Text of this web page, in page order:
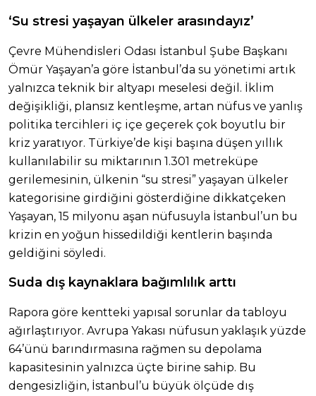
‘Su stresi yaşayan ülkeler arasındayız’
Çevre Mühendisleri Odası İstanbul Şube Başkanı
Ömür Yaşayan’a göre İstanbul’da su yönetimi artık
yalnızca teknik bir altyapı meselesi değil. İklim
değişikliği, plansız kentleşme, artan nüfus ve yanlış
politika tercihleri iç içe geçerek çok boyutlu bir
kriz yaratıyor. Türkiye’de kişi başına düşen yıllık
kullanılabilir su miktarının 1.301 metreküpe
gerilemesinin, ülkenin “su stresi” yaşayan ülkeler
kategorisine girdiğini gösterdiğine dikkatçeken
Yaşayan, 15 milyonu aşan nüfusuyla İstanbul’un bu
krizin en yoğun hissedildiği kentlerin başında
geldiğini söyledi.
Suda dış kaynaklara bağımlılık arttı
Rapora göre kentteki yapısal sorunlar da tabloyu
ağırlaştırıyor. Avrupa Yakası nüfusun yaklaşık yüzde
64’ünü barındırmasına rağmen su depolama
kapasitesinin yalnızca üçte birine sahip. Bu
dengesizliğin, İstanbul’u büyük ölçüde dış